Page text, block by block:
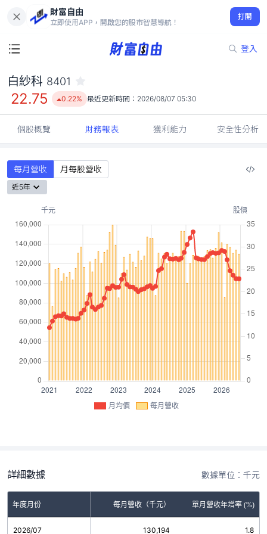
財富自由
立即使用APP，開啟您的股市智慧導航！
打開
登入
22.75
0.22%
白紗科 8401
22.75 0.22% 最近更新時間： 2026/08/07 05:30
個股概覽 財務報表 獲利能力 安全性分析
每月營收 月每股營收
近5年
月均價 每月營收
詳細數據 數據單位：千元
年度月份 每月營收（千元） 單月營收年增率 (%)
2026/07 130,194 1.8